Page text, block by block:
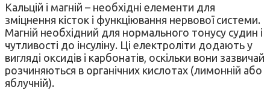
Кальцій і магній – необхідні елементи для
зміцнення кісток і функціювання нервової системи.
Магній необхідний для нормального тонусу судин і
чутливості до інсуліну. Ці електроліти додають у
вигляді оксидів і карбонатів, оскільки вони зазвичай
розчиняються в органічних кислотах (лимонній або
яблучній).